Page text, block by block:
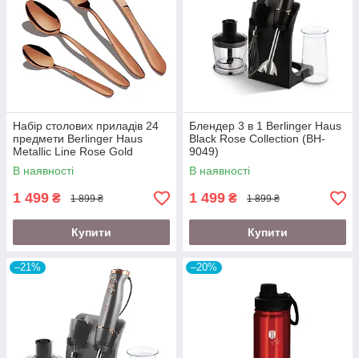
Набір столових приладів 24
предмети Berlinger Haus
Metallic Line Rose Gold
Edition (BH-2623)
В наявності
1 499 ₴ 1 899 ₴
Купити
Блендер 3 в 1 Berlinger Haus
Black Rose Collection (BH-
9049)
В наявності
1 499 ₴ 1 899 ₴
Купити
–21% –20%